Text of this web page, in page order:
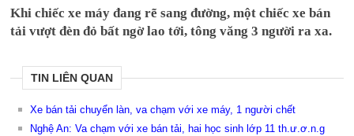
Khi chiếc xe máy đang rẽ sang đường, một chiếc xe bán
tải vượt đèn đỏ bất ngờ lao tới, tông văng 3 người ra xa.
TIN LIÊN QUAN
Xe bán tải chuyển làn, va chạm với xe máy, 1 người chết
Nghệ An: Va chạm với xe bán tải, hai học sinh lớp 11 th.ư.ơ.n.g